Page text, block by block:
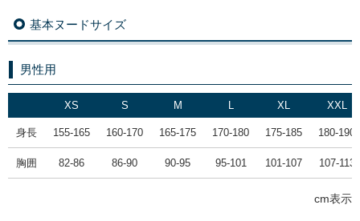
基本ヌードサイズ
男性用
XS S M L XL XXL
身長 155-165 160-170 165-175 170-180 175-185 180-190
胸囲 82-86 86-90 90-95 95-101 101-107 107-113
cm表示